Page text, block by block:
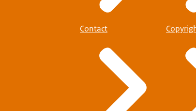
Contact